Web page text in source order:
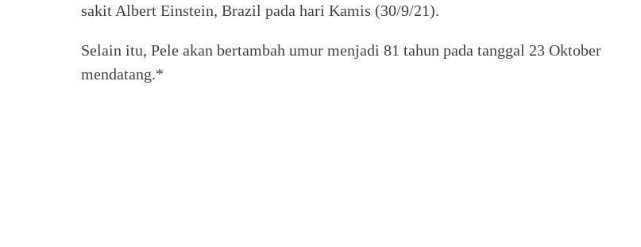
sakit Albert Einstein, Brazil pada hari Kamis (30/9/21).
Selain itu, Pele akan bertambah umur menjadi 81 tahun pada tanggal 23 Oktober
mendatang.*